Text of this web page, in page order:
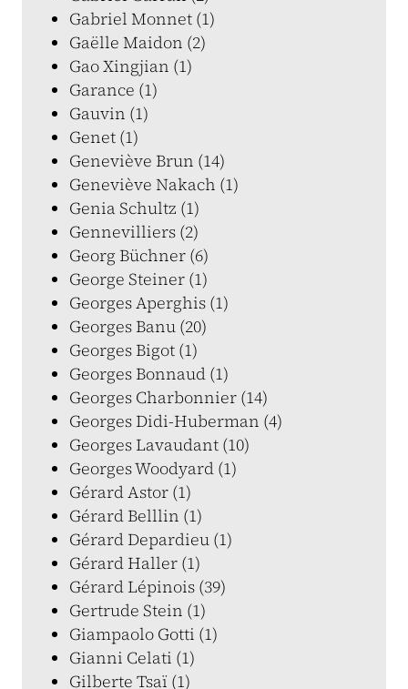
Gabriel Monnet (1)
Gaëlle Maidon (2)
Gao Xingjian (1)
Garance (1)
Gauvin (1)
Genet (1)
Geneviève Brun (14)
Geneviève Nakach (1)
Genia Schultz (1)
Gennevilliers (2)
Georg Büchner (6)
George Steiner (1)
Georges Aperghis (1)
Georges Banu (20)
Georges Bigot (1)
Georges Bonnaud (1)
Georges Charbonnier (14)
Georges Didi-Huberman (4)
Georges Lavaudant (10)
Georges Woodyard (1)
Gérard Astor (1)
Gérard Belllin (1)
Gérard Depardieu (1)
Gérard Haller (1)
Gérard Lépinois (39)
Gertrude Stein (1)
Giampaolo Gotti (1)
Gianni Celati (1)
Gilberte Tsaï (1)